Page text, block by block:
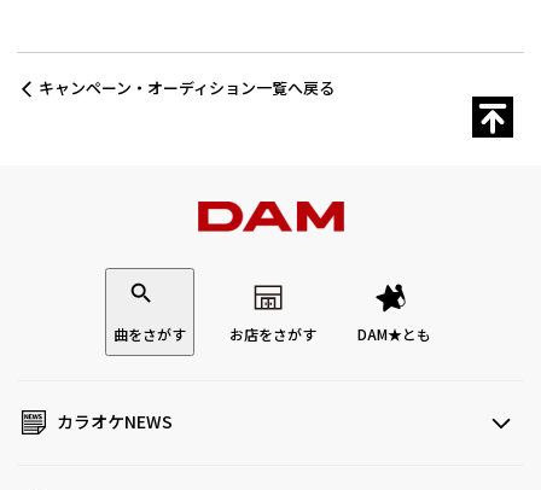
キャンペーン・オーディション一覧へ戻る
曲をさがす お店をさがす DAM★とも
カラオケNEWS